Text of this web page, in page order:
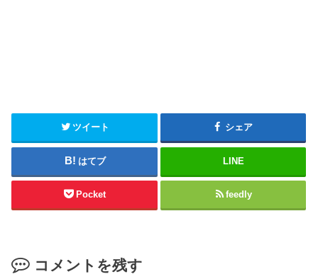
ツイート シェア
はてブ LINE
Pocket feedly
コメントを残す